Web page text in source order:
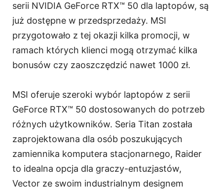
serii NVIDIA GeForce RTX™ 50 dla laptopów, są
już dostępne w przedsprzedaży. MSI
przygotowało z tej okazji kilka promocji, w
ramach których klienci mogą otrzymać kilka
bonusów czy zaoszczędzić nawet 1000 zł.
MSI oferuje szeroki wybór laptopów z serii
GeForce RTX™ 50 dostosowanych do potrzeb
różnych użytkowników. Seria Titan została
zaprojektowana dla osób poszukujących
zamiennika komputera stacjonarnego, Raider
to idealna opcja dla graczy-entuzjastów,
Vector ze swoim industrialnym designem